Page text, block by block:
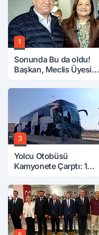
1
Sonunda Bu da oldu!
Başkan, Meclis Üyesini
Attırdı
3
Yolcu Otobüsü
Kamyonete Çarptı: 1